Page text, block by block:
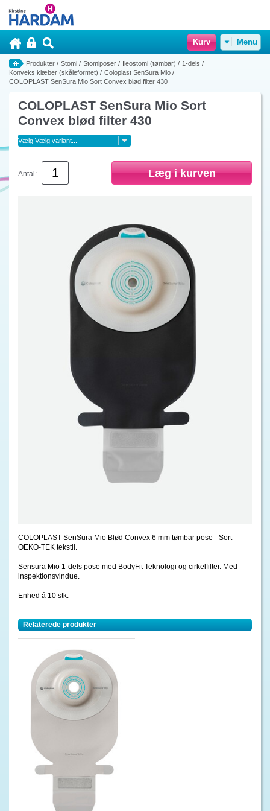
Kurv Menu
Produkter / Stomi / Stomiposer / Ileostomi (tømbar) / 1-dels /
Konveks klæber (skåleformet) / Coloplast SenSura Mio /
COLOPLAST SenSura Mio Sort Convex blød filter 430
COLOPLAST SenSura Mio Sort
Convex blød filter 430
Antal:
COLOPLAST SenSura Mio Blød Convex 6 mm tømbar pose - Sort
OEKO-TEK tekstil.
Sensura Mio 1-dels pose med BodyFit Teknologi og cirkelfilter. Med
inspektionsvindue.
Enhed á 10 stk.
Relaterede produkter